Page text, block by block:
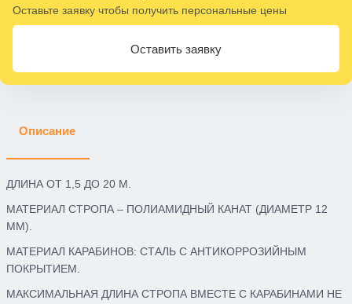
Оставьте заявку чтобы получить персональные цены
Оставить заявку
Описание
ДЛИНА ОТ 1,5 ДО 20 М.
МАТЕРИАЛ СТРОПА – ПОЛИАМИДНЫЙ КАНАТ (ДИАМЕТР 12
ММ).
МАТЕРИАЛ КАРАБИНОВ: СТАЛЬ С АНТИКОРРОЗИЙНЫМ
ПОКРЫТИЕМ.
МАКСИМАЛЬНАЯ ДЛИНА СТРОПА ВМЕСТЕ С КАРАБИНАМИ НЕ